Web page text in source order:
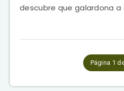
descubre que galardona a
Página 1